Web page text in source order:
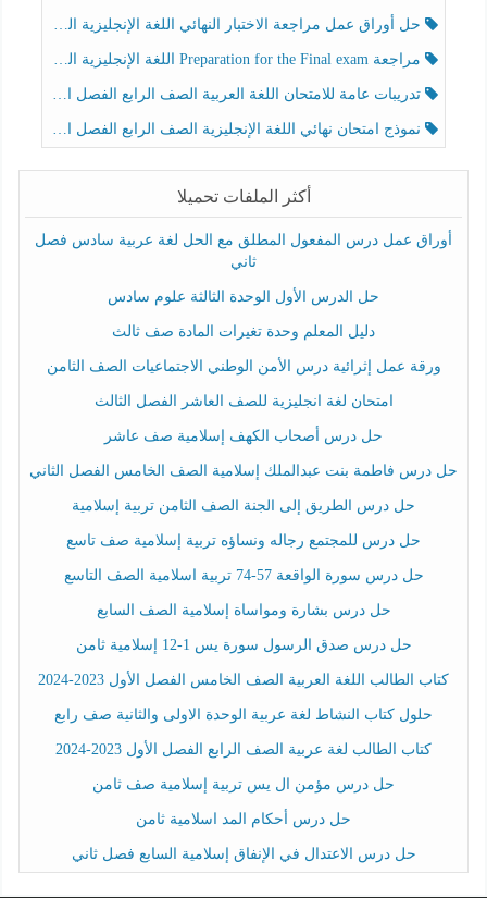
حل أوراق عمل مراجعة الاختبار النهائي اللغة الإنجليزية الصف الرابع الفصل الثالث
مراجعة Preparation for the Final exam اللغة الإنجليزية الصف الرابع الفصل الثالث
تدريبات عامة للامتحان اللغة العربية الصف الرابع الفصل الثالث
نموذج امتحان نهائي اللغة الإنجليزية الصف الرابع الفصل الثالث
أكثر الملفات تحميلا
أوراق عمل درس المفعول المطلق مع الحل لغة عربية سادس فصل
ثاني
حل الدرس الأول الوحدة الثالثة علوم سادس
دليل المعلم وحدة تغيرات المادة صف ثالث
ورقة عمل إثرائية درس الأمن الوطني الاجتماعيات الصف الثامن
امتحان لغة انجليزية للصف العاشر الفصل الثالث
حل درس أصحاب الكهف إسلامية صف عاشر
حل درس فاطمة بنت عبدالملك إسلامية الصف الخامس الفصل الثاني
حل درس الطريق إلى الجنة الصف الثامن تربية إسلامية
حل درس للمجتمع رجاله ونساؤه تربية إسلامية صف تاسع
حل درس سورة الواقعة 57-74 تربية اسلامية الصف التاسع
حل درس بشارة ومواساة إسلامية الصف السابع
حل درس صدق الرسول سورة يس 1-12 إسلامية ثامن
كتاب الطالب اللغة العربية الصف الخامس الفصل الأول 2023-2024
حلول كتاب النشاط لغة عربية الوحدة الاولى والثانية صف رابع
كتاب الطالب لغة عربية الصف الرابع الفصل الأول 2023-2024
حل درس مؤمن ال يس تربية إسلامية صف ثامن
حل درس أحكام المد اسلامية ثامن
حل درس الاعتدال في الإنفاق إسلامية السابع فصل ثاني